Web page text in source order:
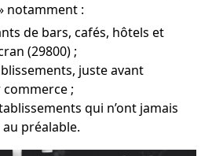
notamment :
de bars, cafés, hôtels et
(29800) ;
juste avant
commerce ;
qui n’ont jamais
préalable.